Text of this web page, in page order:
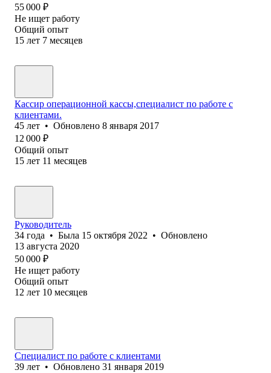
55 000 ₽
Не ищет работу
Общий опыт
15 лет 7 месяцев
Кассир операционной кассы,специалист по работе с
клиентами.
45 лет • Обновлено 8 января 2017
12 000 ₽
Общий опыт
15 лет 11 месяцев
Руководитель
34 года • Была 15 октября 2022 • Обновлено
13 августа 2020
50 000 ₽
Не ищет работу
Общий опыт
12 лет 10 месяцев
Специалист по работе с клиентами
39 лет • Обновлено 31 января 2019